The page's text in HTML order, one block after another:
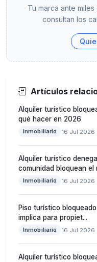
Tu marca ante
consultan los
Artículos
Alquiler turístico
qué hacer en 2026
Inmobiliario 16 Jul 2026
Alquiler turístico
comunidad bloquean el
Inmobiliario 16 Jul 2026
Piso turístico
implica para propiet...
Inmobiliario 16 Jul 2026
Alquiler turístico